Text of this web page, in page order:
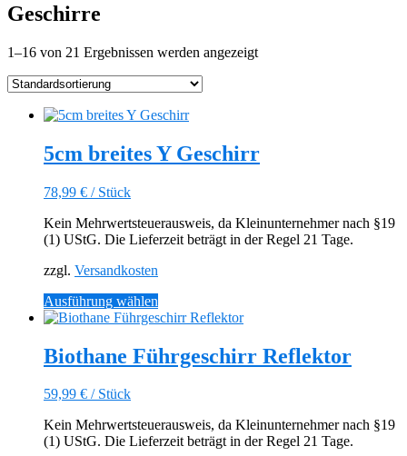
Geschirre
1–16 von 21 Ergebnissen werden angezeigt
5cm breites Y Geschirr
78,99 € / Stück
Kein Mehrwertsteuerausweis, da Kleinunternehmer nach §19
(1) UStG. Die Lieferzeit beträgt in der Regel 21 Tage.
zzgl. Versandkosten
Ausführung wählen
Produkt
mehrere
Varianten
können
auf
Biothane Führgeschirr Reflektor
59,99 € / Stück
Kein Mehrwertsteuerausweis, da Kleinunternehmer nach §19
(1) UStG. Die Lieferzeit beträgt in der Regel 21 Tage.